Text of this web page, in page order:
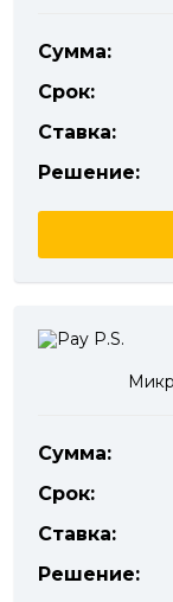
Сумма:
Срок:
Ставка:
Решение:
Сумма:
Срок:
Ставка:
Решение: